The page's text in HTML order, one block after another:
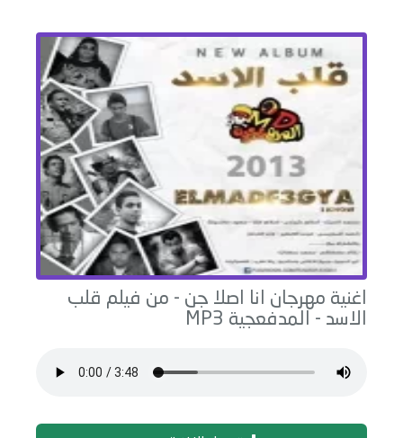
اغنية مهرجان انا اصلا جن - من فيلم قلب
الاسد - المدفعجية